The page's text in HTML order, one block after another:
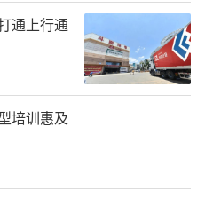
通上行通
培训惠及